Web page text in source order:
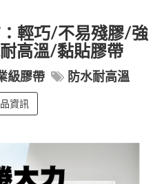
輕巧/不易殘膠/強
高溫/黏貼膠帶
級膠帶 防水耐高溫
資訊